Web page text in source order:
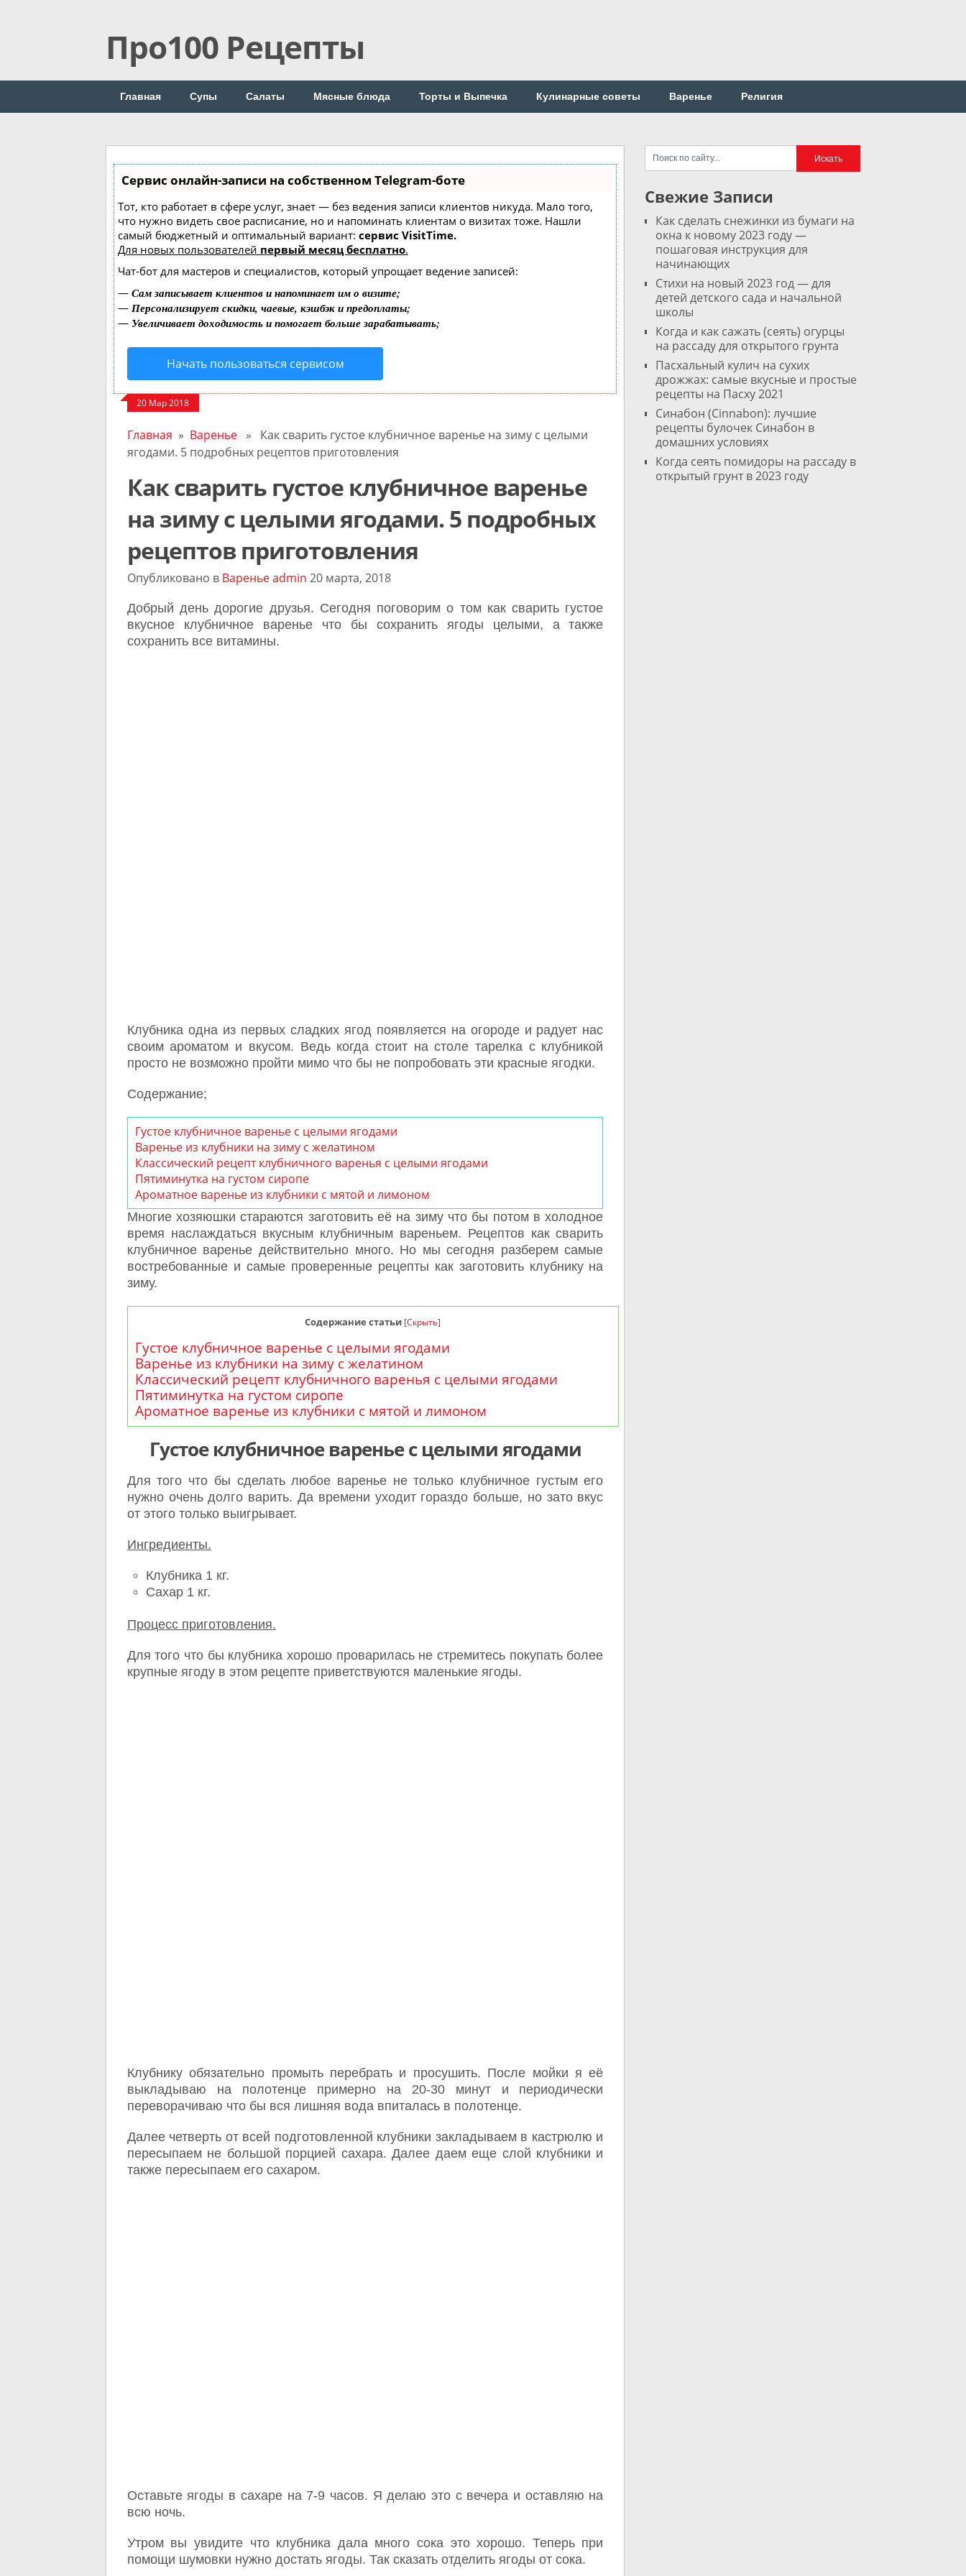
Про100 Рецепты
Главная Супы Салаты Мясные блюда Торты и Выпечка Кулинарные советы Варенье Религия
Сервис онлайн-записи на собственном Telegram-боте
Тот, кто работает в сфере услуг, знает — без ведения записи клиентов никуда. Мало того,
что нужно видеть свое расписание, но и напоминать клиентам о визитах тоже. Нашли
самый бюджетный и оптимальный вариант: сервис VisitTime.
Для новых пользователей первый месяц бесплатно.
Чат-бот для мастеров и специалистов, который упрощает ведение записей:
— Сам записывает клиентов и напоминает им о визите;
— Персонализирует скидки, чаевые, кэшбэк и предоплаты;
— Увеличивает доходимость и помогает больше зарабатывать;
Начать пользоваться сервисом
20 Мар 2018
Главная » Варенье» Как сварить густое клубничное варенье на зиму с целыми
ягодами. 5 подробных рецептов приготовления
Как сварить густое клубничное варенье
на зиму с целыми ягодами. 5 подробных
рецептов приготовления
Опубликовано в Вареньеadmin 20 марта, 2018
Добрый день дорогие друзья. Сегодня поговорим о том как сварить густое
вкусное клубничное варенье что бы сохранить ягоды целыми, а также
сохранить все витамины.
Клубника одна из первых сладких ягод появляется на огороде и радует нас
своим ароматом и вкусом. Ведь когда стоит на столе тарелка с клубникой
просто не возможно пройти мимо что бы не попробовать эти красные ягодки.
Содержание;
Густое клубничное варенье с целыми ягодами
Варенье из клубники на зиму с желатином
Классический рецепт клубничного варенья с целыми ягодами
Пятиминутка на густом сиропе
Ароматное варенье из клубники с мятой и лимоном
Многие хозяюшки стараются заготовить её на зиму что бы потом в холодное
время наслаждаться вкусным клубничным вареньем. Рецептов как сварить
клубничное варенье действительно много. Но мы сегодня разберем самые
востребованные и самые проверенные рецепты как заготовить клубнику на
зиму.
Содержание статьи [Скрыть]
Густое клубничное варенье с целыми ягодами
Варенье из клубники на зиму с желатином
Классический рецепт клубничного варенья с целыми ягодами
Пятиминутка на густом сиропе
Ароматное варенье из клубники с мятой и лимоном
Густое клубничное варенье с целыми ягодами
Для того что бы сделать любое варенье не только клубничное густым его
нужно очень долго варить. Да времени уходит гораздо больше, но зато вкус
от этого только выигрывает.
Ингредиенты.
Клубника 1 кг.
Сахар 1 кг.
Процесс приготовления.
Для того что бы клубника хорошо проварилась не стремитесь покупать более
крупные ягоду в этом рецепте приветствуются маленькие ягоды.
Клубнику обязательно промыть перебрать и просушить. После мойки я её
выкладываю на полотенце примерно на 20-30 минут и периодически
переворачиваю что бы вся лишняя вода впиталась в полотенце.
Далее четверть от всей подготовленной клубники закладываем в кастрюлю и
пересыпаем не большой порцией сахара. Далее даем еще слой клубники и
также пересыпаем его сахаром.
Оставьте ягоды в сахаре на 7-9 часов. Я делаю это с вечера и оставляю на
всю ночь.
Утром вы увидите что клубника дала много сока это хорошо. Теперь при
помощи шумовки нужно достать ягоды. Так сказать отделить ягоды от сока.
Свежие Записи
Как сделать снежинки из бумаги на
окна к новому 2023 году —
пошаговая инструкция для
начинающих
Стихи на новый 2023 год — для
детей детского сада и начальной
школы
Когда и как сажать (сеять) огурцы
на рассаду для открытого грунта
Пасхальный кулич на сухих
дрожжах: самые вкусные и простые
рецепты на Пасху 2021
Cинабон (Cinnabon): лучшие
рецепты булочек Синабон в
домашних условиях
Когда сеять помидоры на рассаду в
открытый грунт в 2023 году